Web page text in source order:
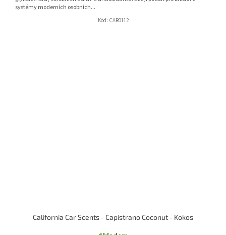
systémy moderních osobních...
Kód: CAR0112
California Car Scents - Capistrano Coconut - Kokos